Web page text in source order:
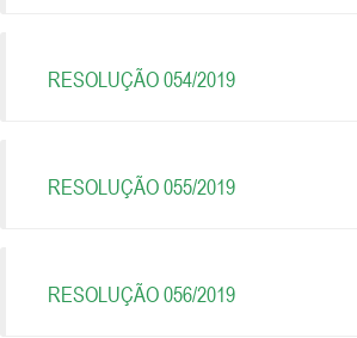
RESOLUÇÃO 054/2019
RESOLUÇÃO 055/2019
RESOLUÇÃO 056/2019